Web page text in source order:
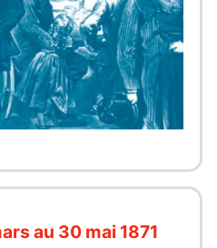
au 30 mai 1871